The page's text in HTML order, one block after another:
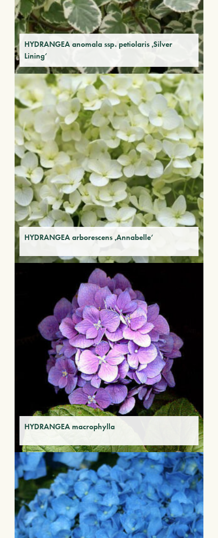
HYDRANGEA anomala ssp. petiolaris ‚Silver
Lining‘
HYDRANGEA arborescens ‚Annabelle‘
HYDRANGEA macrophylla